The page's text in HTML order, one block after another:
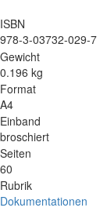
ISBN
978-3-03732-029-7
Gewicht
0.196 kg
Format
A4
Einband
broschiert
Seiten
60
Rubrik
Dokumentationen